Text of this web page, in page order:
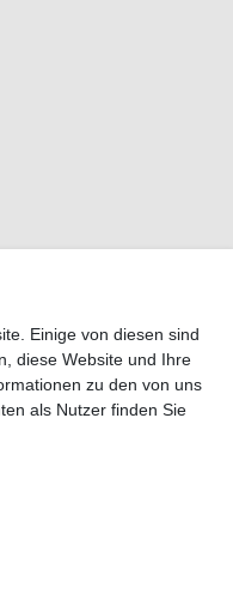
| AGB | Impressum
Einige von diesen sind
diese Website und Ihre
zu den von uns
als Nutzer finden Sie